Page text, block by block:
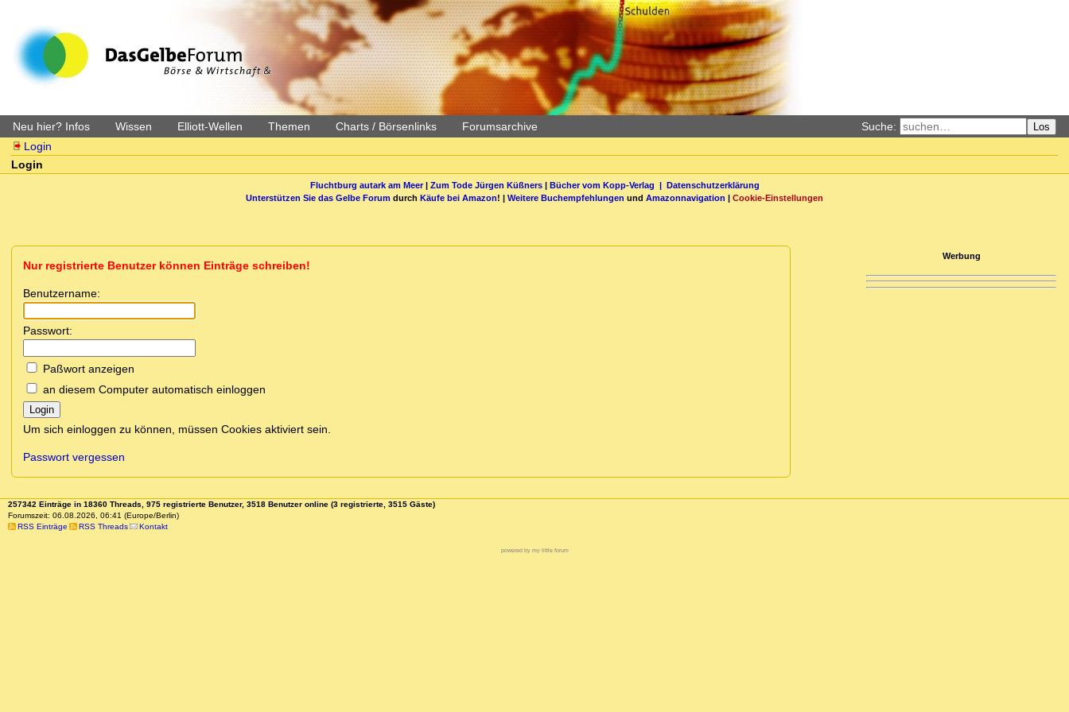
Neu hier? Infos Wissen Elliott-Wellen Themen Charts / Börsenlinks Forumsarchive Suche: Los
Login
Login
Fluchtburg autark am Meer| Zum Tode Jürgen Küßners| Bücher vom Kopp-Verlag | Datenschutzerklärung
Unterstützen Sie das Gelbe Forum durch Käufe bei Amazon! | Weitere Buchempfehlungen und Amazonnavigation | Cookie-Einstellungen
Nur registrierte Benutzer können Einträge schreiben!
Benutzername:
Passwort:
Paßwort anzeigen
an diesem Computer automatisch einloggen
Login
Um sich einloggen zu können, müssen Cookies aktiviert sein.
Passwort vergessen
Werbung
257342 Einträge in 18360 Threads, 975 registrierte Benutzer, 3518 Benutzer online (3 registrierte, 3515 Gäste)
Forumszeit: 06.08.2026, 06:41 (Europe/Berlin)
RSS Einträge
RSS Threads Kontakt
powered by my little forum